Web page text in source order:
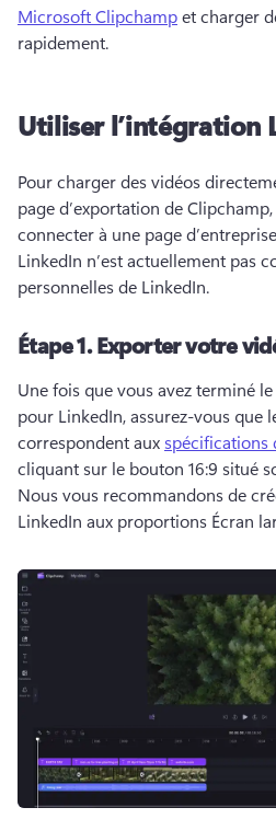
Microsoft Clipchamp et charger
rapidement.
Utiliser l’intégration
Pour charger des vidéos
page d’exportation de
connecter à une page
LinkedIn n’est actuellement pas
personnelles de LinkedIn.
Étape 1.Exporter votre
Une fois que vous avez terminé
pour LinkedIn, assurez-vous que
correspondent aux spécifications
Nous vous recommandons de
LinkedIn aux proportions Écran